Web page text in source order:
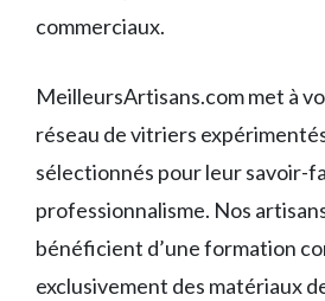
commerciaux.
MeilleursArtisans.com met à
réseau de vitriers
sélectionnés pour leur savoir-
professionnalisme. Nos
bénéficient d’une formation
exclusivement des matériaux